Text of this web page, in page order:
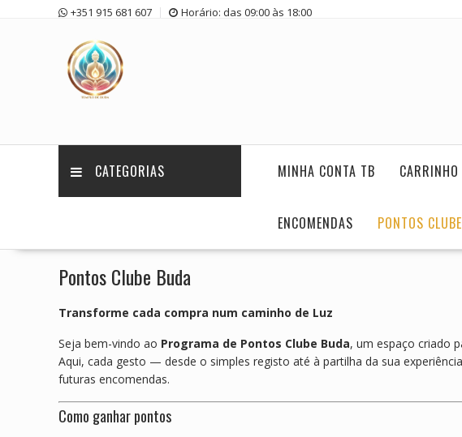
+351 915 681 607 Horário: das 09:00 às 18:00
CATEGORIAS MINHA CONTA TB CARRINHO
ENCOMENDAS PONTOS
Pontos Clube Buda
Transforme cada compra num caminho de Luz
Seja bem-vindo ao Programa de Pontos Clube Buda, um espaço criado
Aqui, cada gesto — desde o simples registo até à partilha da sua
futuras encomendas.
Como ganhar pontos